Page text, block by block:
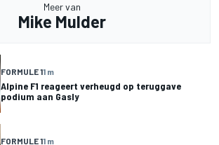
Meer van
Mike Mulder
FORMULE 11 m
Alpine F1 reageert verheugd op teruggave
podium aan Gasly
FORMULE 11 m